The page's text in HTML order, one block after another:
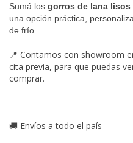
Sumá los gorros de lana
una opción práctica,
de frío.
📍 Contamos con showroom
cita previa, para que puedas
comprar.
🚚 Envíos a todo el país